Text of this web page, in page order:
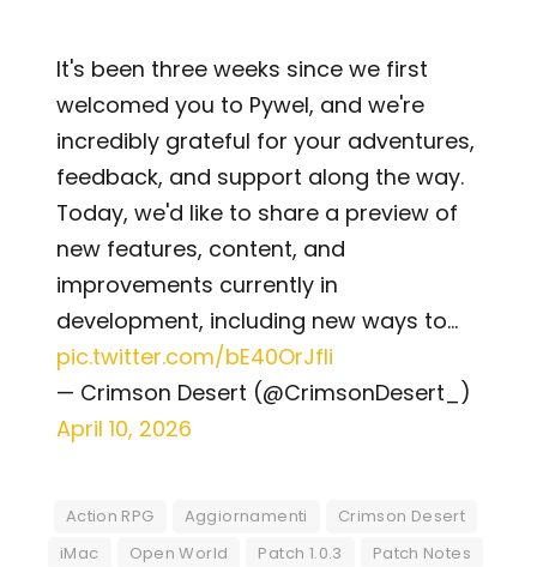
It's been three weeks since we first
welcomed you to Pywel, and we're
incredibly grateful for your adventures,
feedback, and support along the way.
Today, we'd like to share a preview of
new features, content, and
improvements currently in
development, including new ways to…
pic.twitter.com/bE40OrJfli
— Crimson Desert (@CrimsonDesert_)
April 10, 2026
Action RPG Aggiornamenti
Crimson Desert
iMac
Open World Patch 1.0.3
Patch Notes